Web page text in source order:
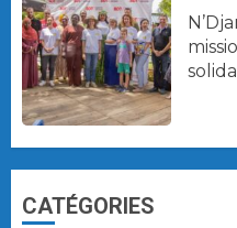
CATÉGORIES